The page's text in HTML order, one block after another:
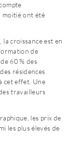
moitié ont été
croissance est en
de
60 % des
résidences
cet effet. Une
travailleurs
les prix de
les plus élevés de